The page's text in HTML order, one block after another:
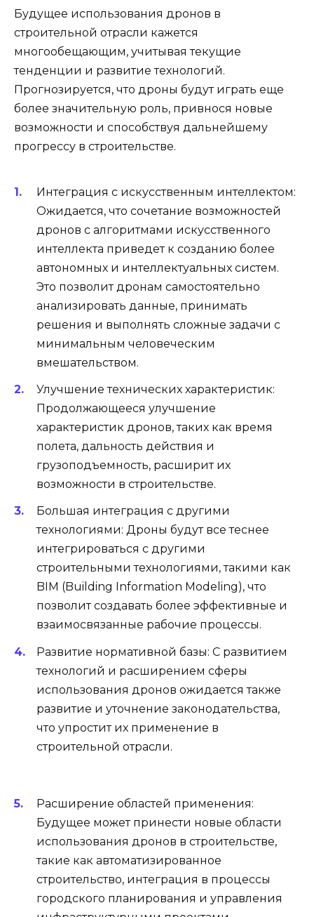
Будущее использования дронов в
строительной отрасли кажется
многообещающим, учитывая текущие
тенденции и развитие технологий.
Прогнозируется, что дроны будут играть еще
более значительную роль, привнося новые
возможности и способствуя дальнейшему
прогрессу в строительстве.
Интеграция с искусственным интеллектом:
Ожидается, что сочетание возможностей
дронов с алгоритмами искусственного
интеллекта приведет к созданию более
автономных и интеллектуальных систем.
Это позволит дронам самостоятельно
анализировать данные, принимать
решения и выполнять сложные задачи с
минимальным человеческим
вмешательством.
Улучшение технических характеристик:
Продолжающееся улучшение
характеристик дронов, таких как время
полета, дальность действия и
грузоподъемность, расширит их
возможности в строительстве.
Большая интеграция с другими
технологиями: Дроны будут все теснее
интегрироваться с другими
строительными технологиями, такими как
BIM (Building Information Modeling), что
позволит создавать более эффективные и
взаимосвязанные рабочие процессы.
Развитие нормативной базы: С развитием
технологий и расширением сферы
использования дронов ожидается также
развитие и уточнение законодательства,
что упростит их применение в
строительной отрасли.
Расширение областей применения:
Будущее может принести новые области
использования дронов в строительстве,
такие как автоматизированное
строительство, интеграция в процессы
городского планирования и управления